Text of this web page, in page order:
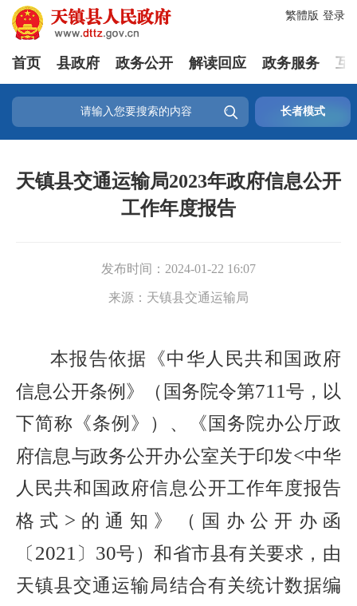
登录
繁體版
首页 县政府 政务公开 解读回应 政务服务 互
 长者模式
天镇县交通运输局2023年政府信息公开
工作年度报告
发布时间： 2024-01-22 16:07
来源： 天镇县交通运输局
本报告依据《中华人民共和国政府
信息公开条例》（国务院令第711号，以
下简称《条例》）、《国务院办公厅政
府信息与政务公开办公室关于印发<中华
人民共和国政府信息公开工作年度报告
格式 > 的通知》（国办公开办函
〔2021 〕 30号）和省市县有关要求，由
天镇县交通运输局结合有关统计数据编